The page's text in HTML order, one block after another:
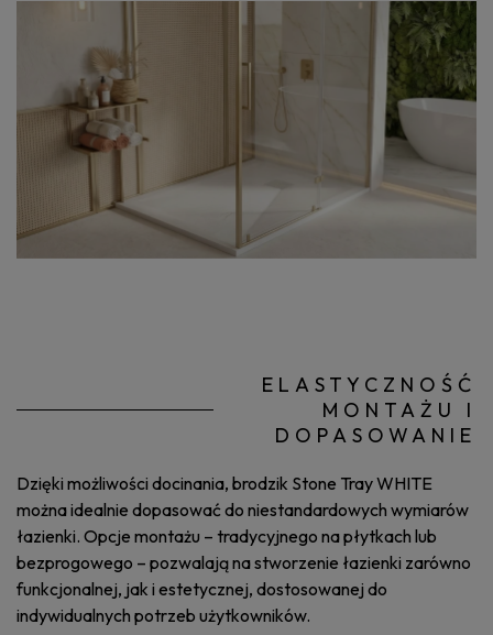
ELASTYCZNOŚĆ
MONTAŻU I
DOPASOWANIE
Dzięki możliwości docinania, brodzik Stone Tray WHITE
można idealnie dopasować do niestandardowych wymiarów
łazienki. Opcje montażu – tradycyjnego na płytkach lub
bezprogowego – pozwalają na stworzenie łazienki zarówno
funkcjonalnej, jak i estetycznej, dostosowanej do
indywidualnych potrzeb użytkowników.